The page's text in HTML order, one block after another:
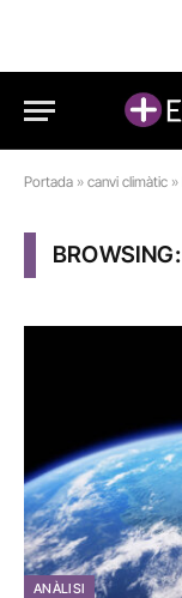
Portada » canvi climàtic »
BROWSING:
ANÀLISI